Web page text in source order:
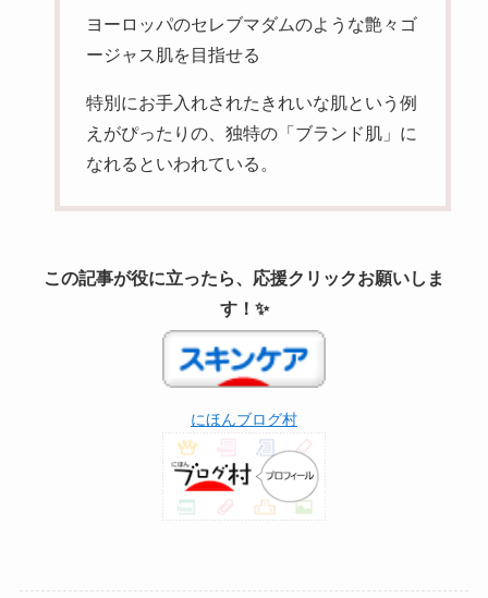
ヨーロッパのセレブマダムのような艶々ゴ
ージャス肌を目指せる
特別にお手入れされたきれいな肌という例
えがぴったりの、独特の「ブランド肌」に
なれるといわれている。
この記事が役に立ったら、応援クリックお願いしま
す！✨
にほんブログ村